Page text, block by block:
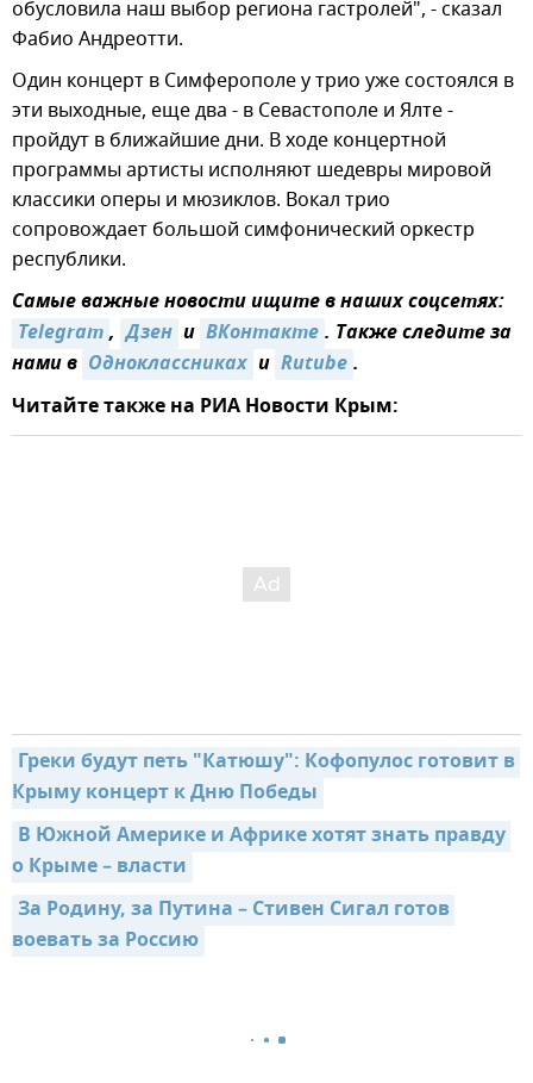
обусловила наш выбор региона гастролей", - сказал
Фабио Андреотти.
Один концерт в Симферополе у трио уже состоялся в
эти выходные, еще два - в Севастополе и Ялте -
пройдут в ближайшие дни. В ходе концертной
программы артисты исполняют шедевры мировой
классики оперы и мюзиклов. Вокал трио
сопровождает большой симфонический оркестр
республики.
Самые важные новости ищите в наших соцсетях:
Telegram, Дзен и ВКонтакте. Также следите за
нами в Одноклассниках и Rutube.
Читайте также на РИА Новости Крым:
Греки будут петь "Катюшу": Кофопулос готовит в
Крыму концерт к Дню Победы
В Южной Америке и Африке хотят знать правду
о Крыме – власти
За Родину, за Путина – Стивен Сигал готов
воевать за Россию